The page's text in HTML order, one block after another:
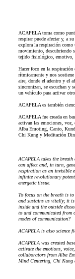
ACAPELA toma como
respirar puede afectar y, a
explora la respiración
movimiento, descubriendo
tejido fisiológico, emotivo,
Hacer foco en la
rítmicamente y nos
aire, donde el adentro y el
sincronizan, se escuchan y
un vehículo para activar
ACAPELA es también
ACAPELA fue creada en
activan las emociones, voz,
Alba Emoting, Canto,
Chi Kung y Meditación
ACAPELA takes the
can affect and, in turn,
respiration as an invisible
infinite revolutionary
energetic tissue.
To focus on the breath is
and sustains us vitally; it is
inside and the outside
to and communicated from
modes of communication?
ACAPELA is also science
ACAPELA was created
activate the emotions,
collaborators from Alba
Mind Centering, Chi Kung